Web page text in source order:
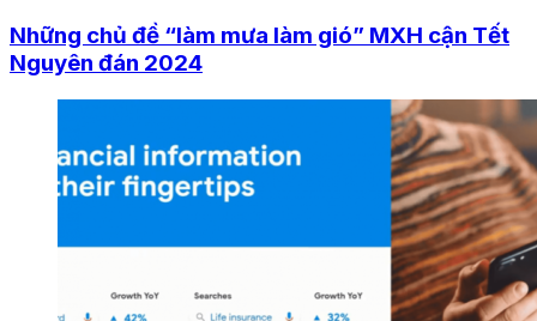
Những chủ đề “làm mưa làm gió” MXH cận Tết
Nguyên đán 2024